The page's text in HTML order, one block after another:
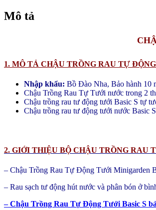
PHÂN
NHẬP
BẢO
NĂM
lượng
Mô tả
1. MÔ TẢ CHẬU TRỒNG RAU TỰ
Nhập khẩu: Bồ Đào Nha, Bảo hành 10
Chậu Trồng Rau Tự Tưới nước trong 2
Chậu trồng rau tư động tưới Basic S tự
Chậu trồng rau tư động tưới nước Basic
2. GIỚI THIỆU BỘ CHẬU TRỒNG RAU
– Chậu Trồng Rau Tự Động Tưới Minigarden
– Rau sạch tư động hút nước và phân bón ở
– Chậu Trồng Rau Tự Động Tưới Basic S